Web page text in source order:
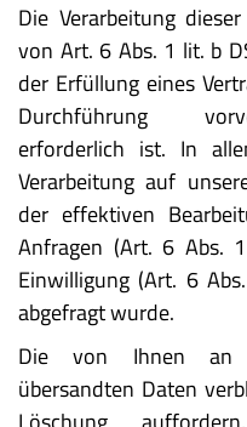
Die Verarbeitung
von Art. 6 Abs. 1 lit. b
der Erfüllung eines
Durchführung
erforderlich ist. In
Verarbeitung auf
der effektiven
Anfragen (Art. 6 Abs.
Einwilligung (Art. 6
abgefragt wurde.
Die von Ihnen an
übersandten Daten